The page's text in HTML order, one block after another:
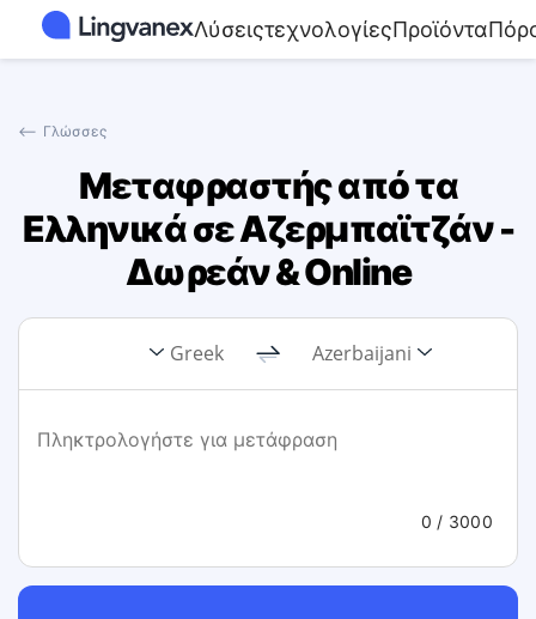
ΛύσειςτεχνολογίεςΠροϊόντα
⟵ Γλώσσες
Μεταφραστής από τα
Ελληνικά σε Αζερμπαϊτζάν -
Δωρεάν & Online
Greek Azerbaijani
0 / 3000